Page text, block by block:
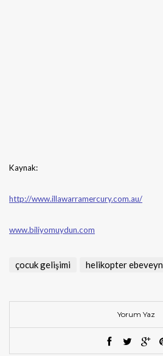
Kaynak:
http://www.illawarramercury.com.au/
www.biliyomuydun.com
çocuk gelişimi helikopter ebeveyn
Yorum Yaz